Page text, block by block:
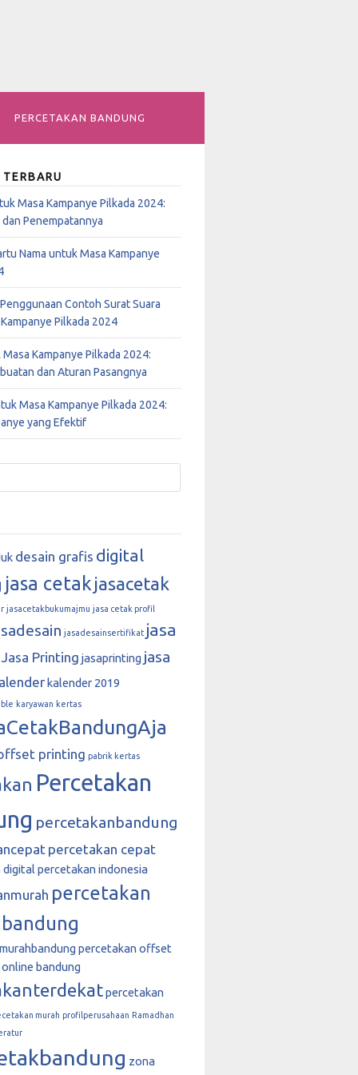
PERCETAKAN BANDUNG
Masa Kampanye Pilkada 2024:
dan Penempatannya
Nama untuk Masa Kampanye
Contoh Surat Suara
Pilkada 2024
Kampanye Pilkada 2024:
dan Aturan Pasangnya
Masa Kampanye Pilkada 2024:
yang Efektif
desain grafis digital
jasa cetak jasacetak
jasacetakbukumajmu jasa cetak profil
jasadesainsertifikat jasa
Jasa Printing jasaprinting jasa
kalender 2019
karyawan kertas
printing pabrik kertas
Percetakan
percetakanbandung
percetakan cepat
digital percetakan indonesia
percetakan
percetakan offset
bandung
percetakan
murah profilperusahaan Ramadhan
zona